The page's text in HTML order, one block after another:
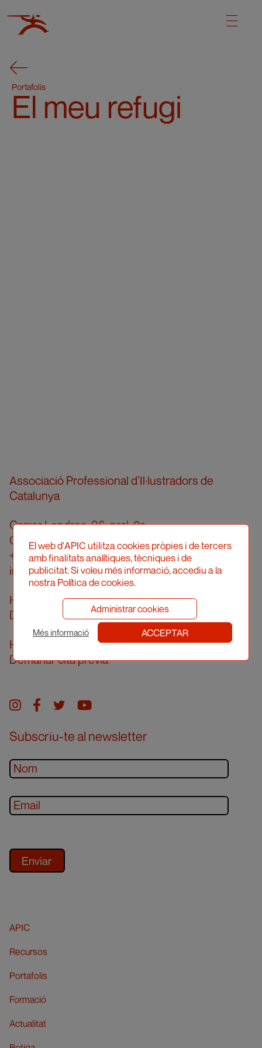
Portafolis
El meu refugi
Associació Professional d’Il·lustradors de
Catalunya
Carrer Londres, 96, pral. 2a
08036 Barcelona
+34 934 161 474
info@apic.cat
Horari d’atenció telefònica
De dilluns a divendres de 10 a 14h
Horari d’atenció presencial
Demanar cita prèvia
Instagram
facebook
twitteryoutube
Subscriu-te al newsletter
APIC
Recursos
Portafolis
Formació
Actualitat
El web d'APIC utilitza cookies pròpies i de tercers
amb finalitats analítiques, tècniques i de
publicitat. Si voleu més informació, accediu a la
nostra Política de cookies.
Administrar cookies
Més informació ACCEPTAR